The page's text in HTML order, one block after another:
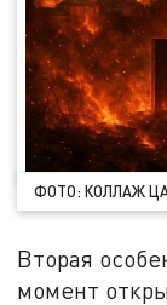
ФОТО: КОЛЛАЖ
Вторая
момент